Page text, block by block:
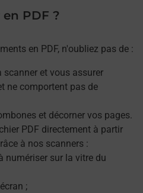
PDF ?
en PDF, n'oubliez pas de :
scanner et vous assurer
ne comportent pas de
et décorner vos pages.
PDF directement à partir
à nos scanners :
numériser sur la vitre du
;